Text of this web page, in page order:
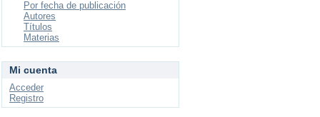
Por fecha de publicación
Autores
Títulos
Materias
Mi cuenta
Acceder
Registro